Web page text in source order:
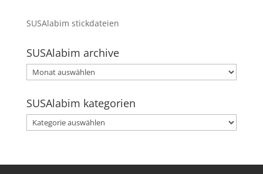
SUSAlabim stickdateien
SUSAlabim archive
SUSAlabim
archive
SUSAlabim kategorien
SUSAlabim
kategorien